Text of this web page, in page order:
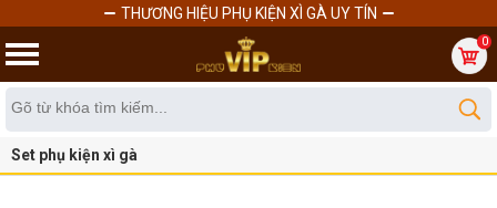
0
Set phụ kiện xì gà
THƯƠNG HIỆU PHỤ KIỆN XÌ GÀ UY TÍN